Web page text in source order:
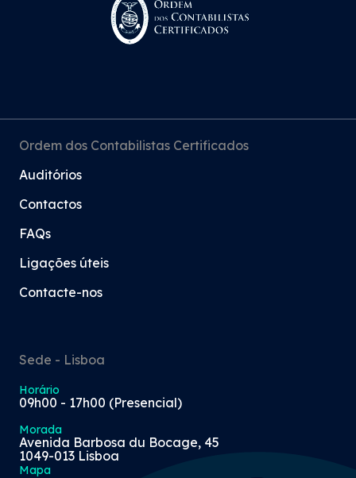
Ordem dos Contabilistas Certificados
Auditórios
Contactos
FAQs
Ligações úteis
Contacte-nos
Sede - Lisboa
Horário
09h00 - 17h00 (Presencial)
Morada
Avenida Barbosa du Bocage, 45
1049-013 Lisboa
Mapa